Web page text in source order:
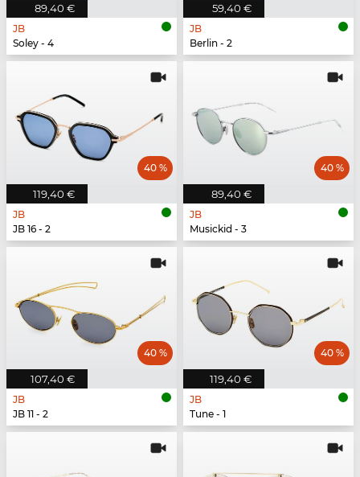
89,40 €
JB
Soley - 4
59,40 €
JB
Berlin - 2
119,40 €
40 %
JB
JB 16 - 2
89,40 €
40 %
JB
Musickid - 3
107,40 €
40 %
JB
JB 11 - 2
119,40 €
40 %
JB
Tune - 1